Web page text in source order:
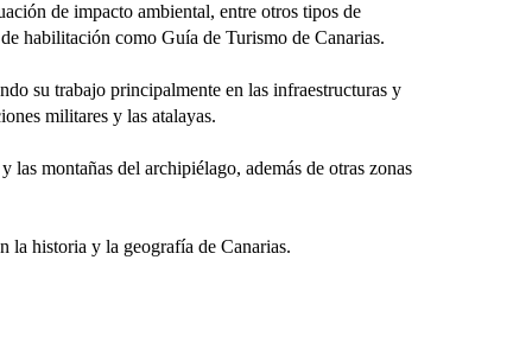
de impacto ambiental, entre otros tipos de
habilitación como Guía de Turismo de Canarias.
su trabajo principalmente en las infraestructuras y
militares y las atalayas.
montañas del archipiélago, además de otras zonas
historia y la geografía de Canarias.